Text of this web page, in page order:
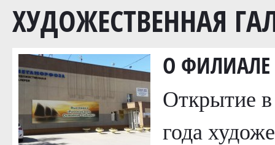
ХУДОЖЕСТВЕННАЯ
О ФИЛИАЛЕ
Открытие
года